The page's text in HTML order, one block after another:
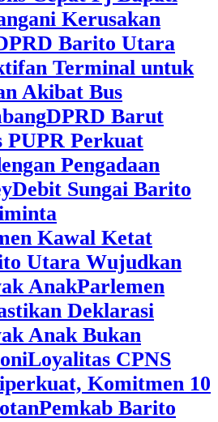
Kerusakan
Barito Utara
Terminal untuk
Akibat Bus
DPRD Barut
PUPR Perkuat
Pengadaan
Debit Sungai Barito
Kawal Ketat
Utara Wujudkan
AnakParlemen
Deklarasi
Anak Bukan
Loyalitas CPNS
Komitmen 10
Pemkab Barito